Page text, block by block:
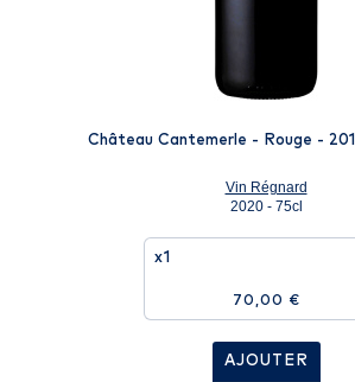
Château Cantemerle - Rouge -
Vin Régnard
2020 - 75cl
x1
70,00 €
AJOUTER